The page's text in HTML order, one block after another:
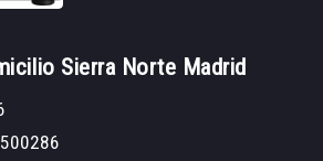
Sierra Norte Madrid